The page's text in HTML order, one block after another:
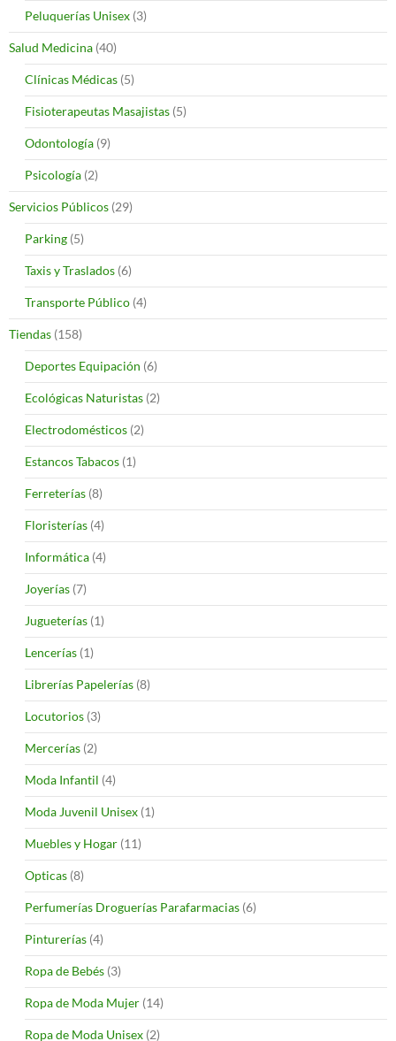
Peluquerías Unisex (3)
Salud Medicina (40)
Clínicas Médicas (5)
Fisioterapeutas Masajistas (5)
Odontología (9)
Psicología (2)
Servicios Públicos (29)
Parking (5)
Taxis y Traslados (6)
Transporte Público (4)
Tiendas (158)
Deportes Equipación (6)
Ecológicas Naturistas (2)
Electrodomésticos (2)
Estancos Tabacos (1)
Ferreterías (8)
Floristerías (4)
Informática (4)
Joyerías (7)
Jugueterías (1)
Lencerías (1)
Librerías Papelerías (8)
Locutorios (3)
Mercerías (2)
Moda Infantil (4)
Moda Juvenil Unisex (1)
Muebles y Hogar (11)
Opticas (8)
Perfumerías Droguerías Parafarmacias (6)
Pinturerías (4)
Ropa de Bebés (3)
Ropa de Moda Mujer (14)
Ropa de Moda Unisex (2)